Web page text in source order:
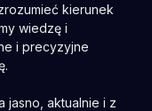
kierunek
wiedzę i
i precyzyjne
jasno, aktualnie i z